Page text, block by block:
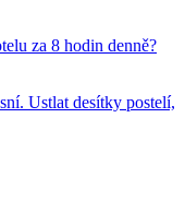
za 8 hodin denně?
Ustlat desítky postelí,